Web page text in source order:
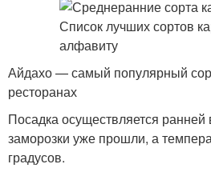
Айдахо — самый популярный
ресторанах
Посадка осуществляется ранней
заморозки уже прошли, а
градусов.